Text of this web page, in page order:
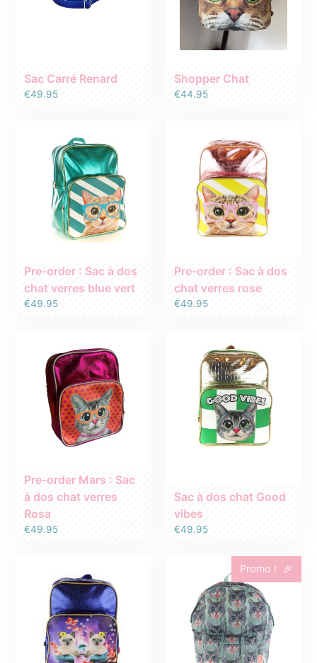
Sac Carré Renard
€49.95
Shopper Chat
€44.95
Pre-order : Sac à dos
chat verres blue vert
€49.95
Pre-order : Sac à dos
chat verres rose
€49.95
Pre-order Mars : Sac
à dos chat verres
Rosa
€49.95
Sac à dos chat Good
vibes
€49.95
Promo !